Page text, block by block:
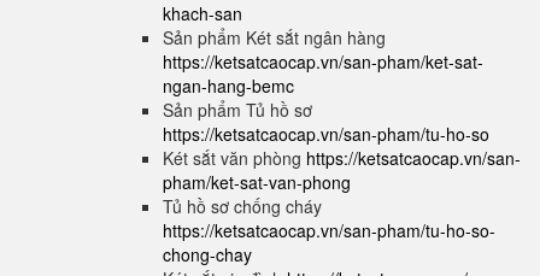
khach-san
Sản phẩm Két sắt ngân hàng
https://ketsatcaocap.vn/san-pham/ket-sat-
ngan-hang-bemc
Sản phẩm Tủ hồ sơ
https://ketsatcaocap.vn/san-pham/tu-ho-so
Két sắt văn phòng https://ketsatcaocap.vn/san-
pham/ket-sat-van-phong
Tủ hồ sơ chống cháy
https://ketsatcaocap.vn/san-pham/tu-ho-so-
chong-chay